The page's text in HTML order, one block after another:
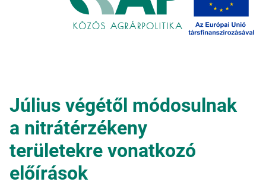
Július végétől módosulnak
a nitrátérzékeny
területekre vonatkozó
előírások